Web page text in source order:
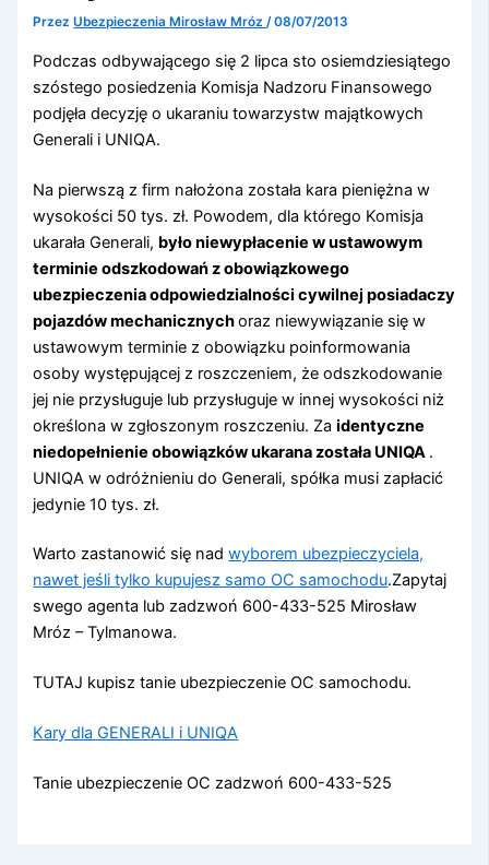
PrzezUbezpieczenia Mirosław Mróz/08/07/2013
Podczas odbywającego się 2 lipca sto osiemdziesiątego
szóstego posiedzenia Komisja Nadzoru Finansowego
podjęła decyzję o ukaraniu towarzystw majątkowych
Generali i UNIQA.
Na pierwszą z firm nałożona została kara pieniężna w
wysokości 50 tys. zł. Powodem, dla którego Komisja
ukarała Generali, było niewypłacenie w ustawowym
terminie odszkodowań z obowiązkowego
ubezpieczenia odpowiedzialności cywilnej posiadaczy
pojazdów mechanicznychoraz niewywiązanie się w
ustawowym terminie z obowiązku poinformowania
osoby występującej z roszczeniem, że odszkodowanie
jej nie przysługuje lub przysługuje w innej wysokości niż
określona w zgłoszonym roszczeniu. Zaidentyczne
niedopełnienie obowiązków ukarana została UNIQA .
UNIQA w odróżnieniu do Generali, spółka musi zapłacić
jedynie 10 tys. zł.
Warto zastanowić się nadwyborem ubezpieczyciela,
nawet jeśli tylko kupujesz samo OC samochodu.Zapytaj
swego agenta lub zadzwoń 600-433-525 Mirosław
Mróz – Tylmanowa.
TUTAJ kupisz tanie ubezpieczenie OC samochodu.
Kary dla GENERALI i UNIQA
Tanie ubezpieczenie OC zadzwoń 600-433-525